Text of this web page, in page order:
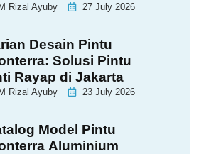
M Rizal Ayuby 27 July 2026
Desain Pintu
Solusi Pintu
Rayap di Jakarta
M Rizal Ayuby 23 July 2026
Model Pintu
Aluminium